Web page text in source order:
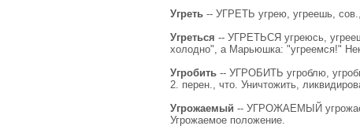
Угреть-- УГРЕТЬ угрею, угреешь, сов.,
Угреться -- УГРЕТЬСЯ угреюсь,
холодно", а Марьюшка: "угреемся!"
Угробить-- УГРОБИТЬ угроблю,
2. перен., что. Уничтожить,
Угрожаемый -- УГРОЖАЕМЫЙ
Угрожаемое положение.